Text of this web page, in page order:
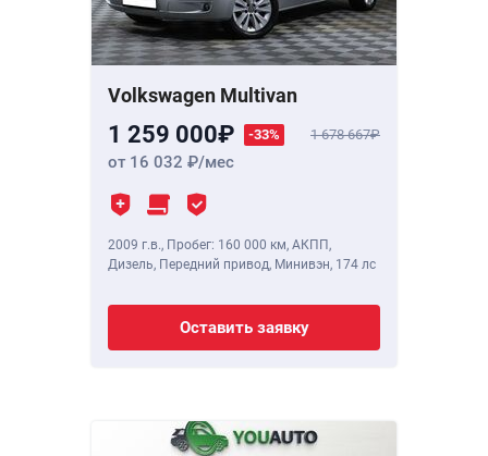
Volkswagen Multivan
1 259 000 -33% 1 678 667
от 16 032 /мес
2009 г.в., Пробег: 160 000 км, АКПП,
Дизель, Передний привод, Минивэн, 174 лс
Оставить заявку